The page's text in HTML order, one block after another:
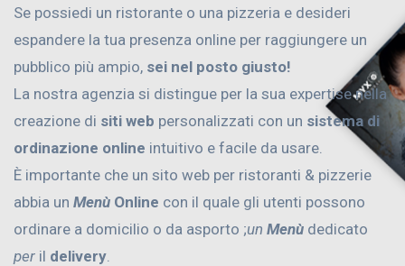
Se possiedi un ristorante o una pizzeria e desideri
espandere la tua presenza online per raggiungere un
pubblico più ampio, sei nel posto giusto!
La nostra agenzia si distingue per la sua expertise nella
creazione di siti web personalizzati con un sistema di
ordinazione online intuitivo e facile da usare.
È importante che un sito web per ristoranti & pizzerie
abbia un Menù Online con il quale gli utenti possono
ordinare a domicilio o da asporto ;un Menù dedicato
per il delivery